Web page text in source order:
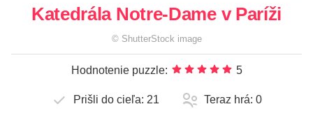
Katedrála Notre-Dame v Paríži
© ShutterStock image
Hodnotenie puzzle: 5
Prišli do cieľa: 21 Teraz hrá: 0